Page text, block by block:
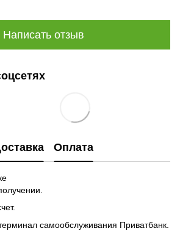
Написать отзыв
Оплата
самообслуживания Приватбанк.